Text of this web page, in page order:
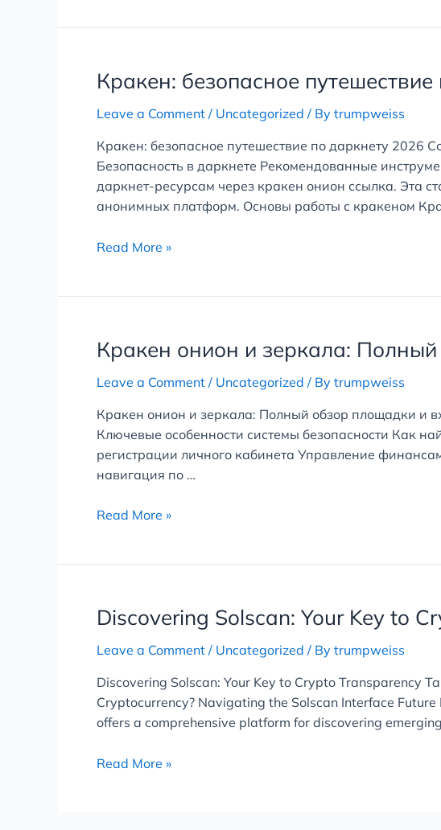
Кракен: безопасное
Leave a Comment / Uncategorized / By trumpweiss
Кракен: безопасное путешествие по даркнету
Безопасность в даркнете Рекомендованные
даркнет-ресурсам через кракен онион ссылка. Эта
анонимных платформ. Основы работы с кракеном
Кракен:
безопасное
путешествие
даркнету
Read More »
Кракен онион и зеркала:
Leave a Comment / Uncategorized / By trumpweiss
Кракен онион и зеркала: Полный обзор площадки и
Ключевые особенности системы безопасности Как
регистрации личного кабинета Управление
навигация по …
Кракен
онион
и
Полный
обзор
площадки
и
в
Read More »
Discovering Solscan: Your Key to
Leave a Comment / Uncategorized / By trumpweiss
Discovering Solscan: Your Key to Crypto Transparency
Cryptocurrency? Navigating the Solscan Interface
offers a comprehensive platform for discovering
Discovering
Your
Crypto
Transparency
Read More »